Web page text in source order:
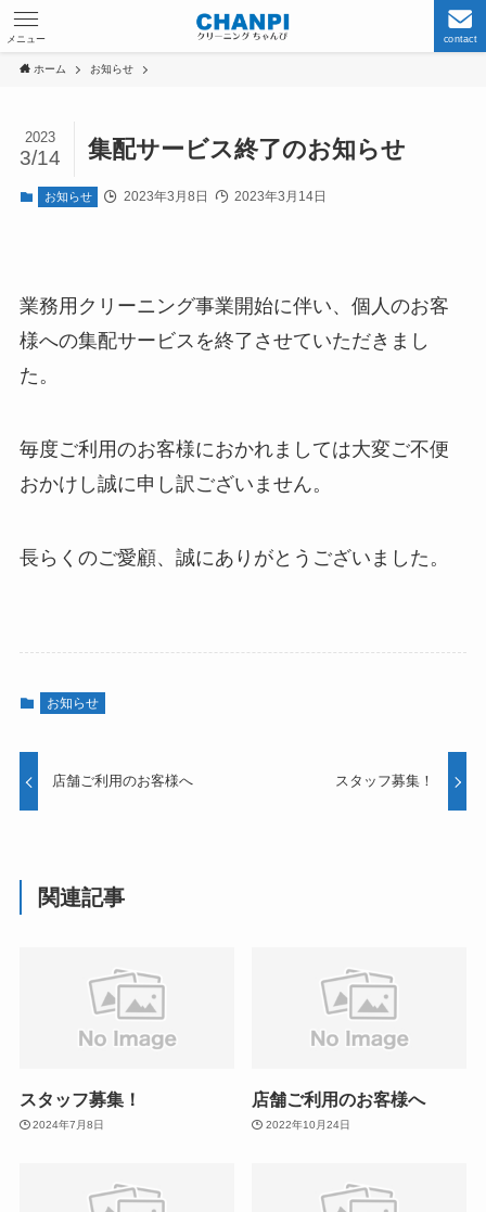
contact
メニュー
ホーム お知らせ
集配サービス終了のお知らせ
2023
3/14
お知らせ 2023年3月8日 2023年3月14日
業務用クリーニング事業開始に伴い、個人のお客
様への集配サービスを終了させていただきまし
た。
毎度ご利用のお客様におかれましては大変ご不便
おかけし誠に申し訳ございません。
長らくのご愛顧、誠にありがとうございました。
お知らせ
店舗ご利用のお客様へ スタッフ募集！
関連記事
スタッフ募集！
2024年7月8日
店舗ご利用のお客様へ
2022年10月24日